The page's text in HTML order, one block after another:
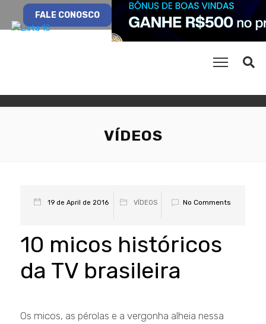
FALE CONOSCO
VÍDEOS
19 de April de 2016 VÍDEOS No Comments
10 micos históricos
da TV brasileira
Os micos, as pérolas e a vergonha alheia nessa